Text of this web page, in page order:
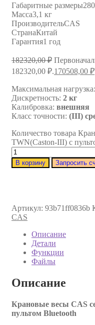
Габаритные размеры
Масса3,1 кг
ПроизводительCAS
СтранаКитай
Гарантия1 год
182320,00₽
182320,00 ₽.170508,00 ₽
Максимальная нагрузка:
Дискретность: 2 кг
Калибровка: внешняя
Класс точности: (III)
Количество товара
TWN(Caston-III) с
В корзину Запросить
Артикул: 93b71ff0836b
CAS
Описание
Детали
Функции
Файлы
Описание
Крановые весы CAS
пультом Bluetooth